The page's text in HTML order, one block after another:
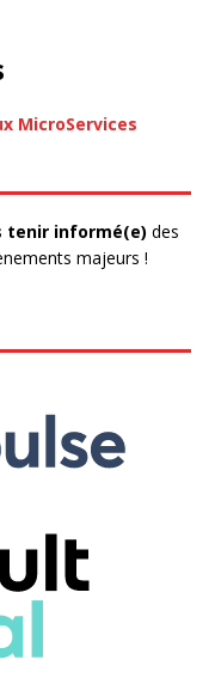
MicroServices
tenir informé(e) des
majeurs !